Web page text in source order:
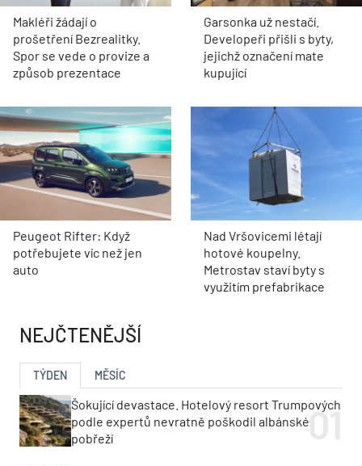
Makléři žádají o
prošetření Bezrealitky.
Spor se vede o provize a
způsob prezentace
Garsonka už nestačí.
Developeři přišli s byty,
jejichž označení mate
kupující
Peugeot Rifter: Když
potřebujete víc než jen
auto
Nad Vršovicemi létají
hotové koupelny.
Metrostav staví byty s
využitím prefabrikace
NEJČTENĚJŠÍ
TÝDEN MĚSÍC
Šokující devastace. Hotelový resort Trumpových
podle expertů nevratně poškodil albánské
pobřeží